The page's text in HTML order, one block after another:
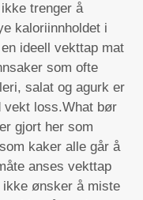
trenger å
kaloriinnholdet i
ideell vekttap mat
som ofte
salat og agurk er
vekt loss.What bør
gjort her som
kaker alle går å
anses vekttap
ikke ønsker å miste